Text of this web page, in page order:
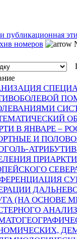
публикационная
номеров
В ЯНВАРЕ –
И
(НА ОСНОВЕ